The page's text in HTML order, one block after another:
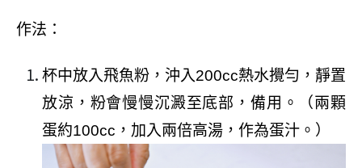
作法：
杯中放入飛魚粉，沖入200cc熱水攪勻，靜置
放涼，粉會慢慢沉澱至底部，備用。（兩顆
蛋約100cc ，加入兩倍高湯，作為蛋汁。）